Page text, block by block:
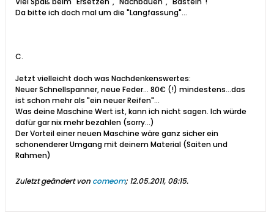
Da bitte ich doch mal um die "Langfassung"...
C.
Jetzt vielleicht doch was Nachdenkenswertes:
Neuer Schnellspanner, neue Feder... 80€ (!) mindestens...das
ist schon mehr als "ein neuer Reifen"...
Was deine Maschine Wert ist, kann ich nicht sagen. Ich würde
dafür gar nix mehr bezahlen (sorry...)
Der Vorteil einer neuen Maschine wäre ganz sicher ein
schonenderer Umgang mit deinem Material (Saiten und
Rahmen)
Zuletzt geändert von comeom; 12.05.2011, 08:15.